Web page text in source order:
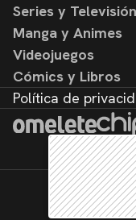
Noticias
Reseñas
Series y Televisión
Noticias
Reseñas
Manga y Animes
Noticias
Reseñas
Videojuegos
Noticias
Reseñas
Cómics y Libros
Noticias
Reseñas
Política de
©2026.